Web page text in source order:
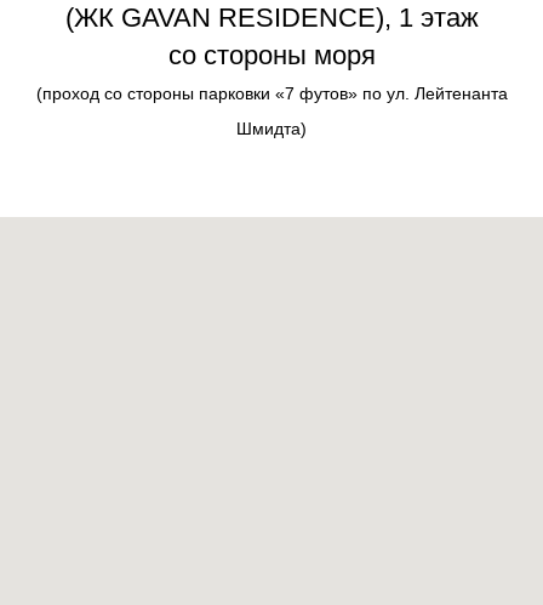
(ЖК GAVAN RESIDENCE), 1 этаж
со стороны моря
(проход со стороны парковки «7 футов» по ул. Лейтенанта
Шмидта)